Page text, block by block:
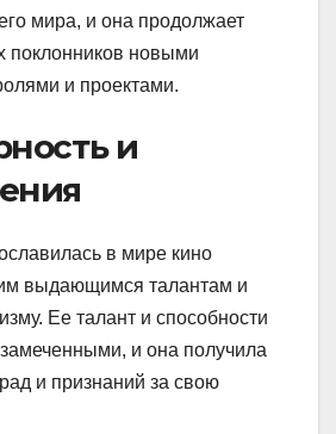
мира, и она продолжает
поклонников новыми
и проектами.
и
в мире кино
выдающимся талантам и
Ее талант и способности
и она получила
и признаний за свою